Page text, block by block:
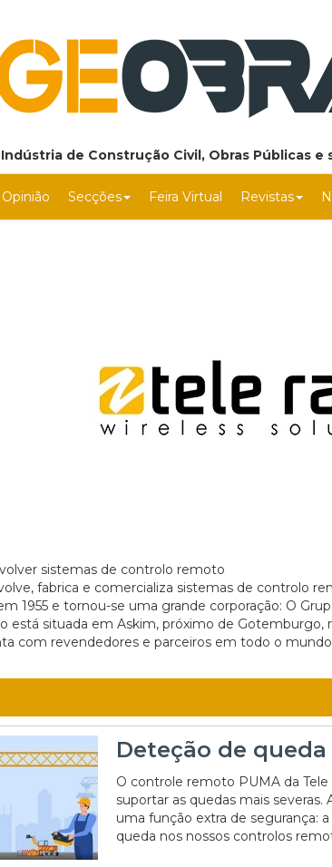
de Construção Civil, Obras Públicas e
Opinião Secções Feira Virtual Revistas
sistemas de controlo remoto
fabrica e comercializa sistemas de controlo
1955 e tornou-se uma grande corporação: O
está situada em Askim, próximo de Gotemburgo,
com revendedores e parceiros em todo o
Deteção de
O controle remoto PUMA da
suportar as quedas mais
uma função extra de segurança:
queda nos nossos controlos